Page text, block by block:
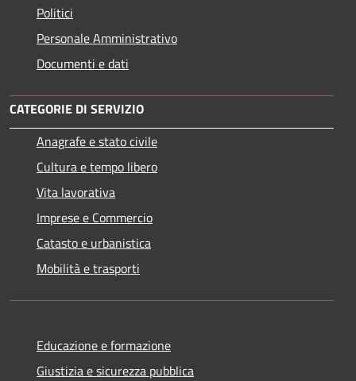
Politici
Personale Amministrativo
Documenti e dati
CATEGORIE DI SERVIZIO
Anagrafe e stato civile
Cultura e tempo libero
Vita lavorativa
Imprese e Commercio
Catasto e urbanistica
Mobilità e trasporti
Educazione e formazione
Giustizia e sicurezza pubblica